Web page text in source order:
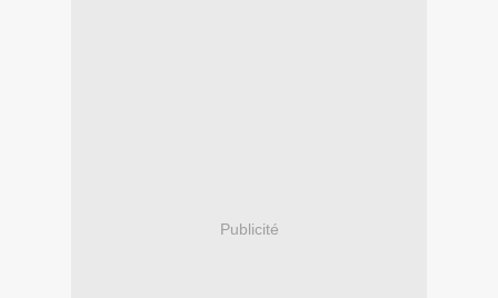
Publicité